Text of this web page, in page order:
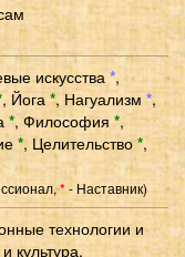
искусства *,
, Йога*, Нагуализм *,
*, Философия *,
*, Целительство*,
*- Наставник)
технологии и
культура,